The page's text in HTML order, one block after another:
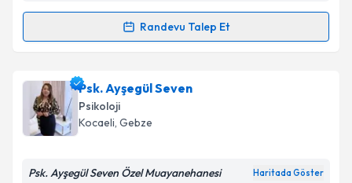
Randevu Talep Et
Randevu Takvimi Talebi
Psk. Hilal Erva Ergüniçin randevu takvimi talebi
oluşturun. Size bu uzmandan randevu almanız için bir
takvim hazırlandığında e-posta ile bilgilendireceğiz.
Psk. Ayşegül Seven
Psikoloji
Kocaeli, Gebze
Psk. Ayşegül Seven Özel Muayanehanesi Haritada Göster